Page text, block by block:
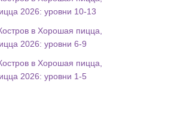
2026: уровни 10-13
в Хорошая пицца,
2026: уровни 6-9
в Хорошая пицца,
2026: уровни 1-5